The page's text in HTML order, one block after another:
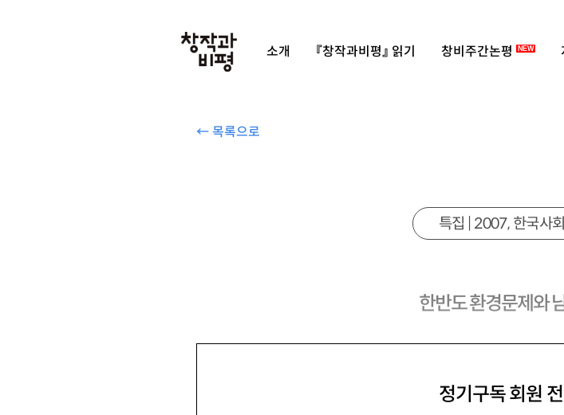
소개 『창작과비평』 읽기 창비주간논평 NEW
← 목록으로
정기구독 회원
특집 | 2007, 한국사
한반도 환경문제와
통일연구원 선임연구위원, 독일 베를린 자유대학교 정치학